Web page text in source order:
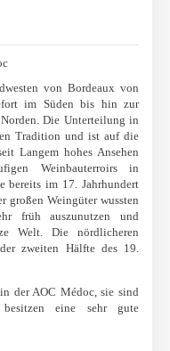
von Bordeaux von
im Süden bis hin zur
Die Unterteilung in
Tradition und ist auf die
Langem hohes Ansehen
Weinbauterroirs in
bereits im 17. Jahrhundert
großen Weingüter wussten
früh auszunutzen und
Welt. Die nördlicheren
zweiten Hälfte des 19.
der AOC Médoc, sie sind
besitzen eine sehr gute